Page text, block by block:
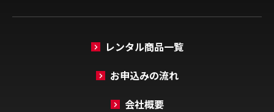
レンタル商品一覧
お申込みの流れ
会社概要